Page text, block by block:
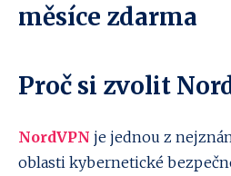
měsíce zdarma
Proč si zvolit
NordVPN je jednou z
oblasti kybernetické